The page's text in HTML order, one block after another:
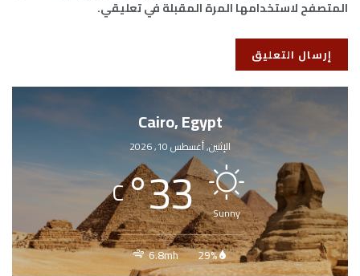
المتصفح لاستخدامها المرة المقبلة في تعليقي.
Cairo, Egypt
الإثنين, أغسطس 10, 2026
Sunny
33
°
C
29%
6.8mh